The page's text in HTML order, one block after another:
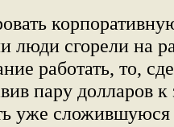
люди сгорели на
работать, то,
пару долларов к
уже сложившуюся